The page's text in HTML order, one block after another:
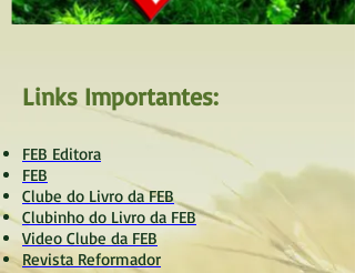
Links Importantes:
FEB Editora
FEB
Clube do Livro da FEB
Clubinho do Livro da FEB
Video Clube da FEB
Revista Reformador